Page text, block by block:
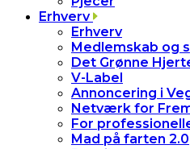
Erhverv
Erhverv
Medlemskab og
Det Grønne
V-Label
Annoncering i
Netværk for
For
Mad på farten 2.0